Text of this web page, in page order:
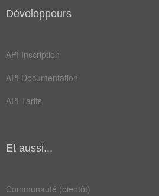
Développeurs
API Inscription
API Documentation
API Tarifs
Et aussi...
Communauté (bientôt)